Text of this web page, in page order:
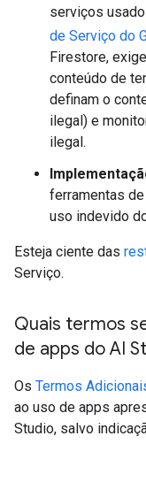
serviços
de Serviço do
Firestore,
conteúdo de
definam o
ilegal) e
ilegal.
ferramentas
uso indevido
Esteja ciente das
Serviço.
Quais termos
de apps do AI
Os Termos
ao uso de apps
Studio, salvo